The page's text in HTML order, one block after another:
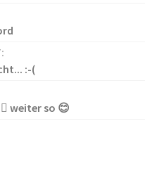
:-(
weiter so 😊